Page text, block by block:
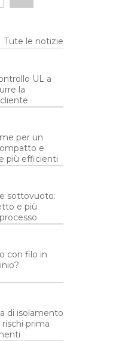
Tute le notizie
UL a
la
per un
e
più efficienti
sottovuoto:
e più
con filo in
di isolamento
prima